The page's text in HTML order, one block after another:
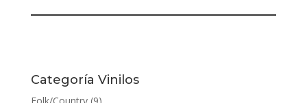
Categoría Vinilos